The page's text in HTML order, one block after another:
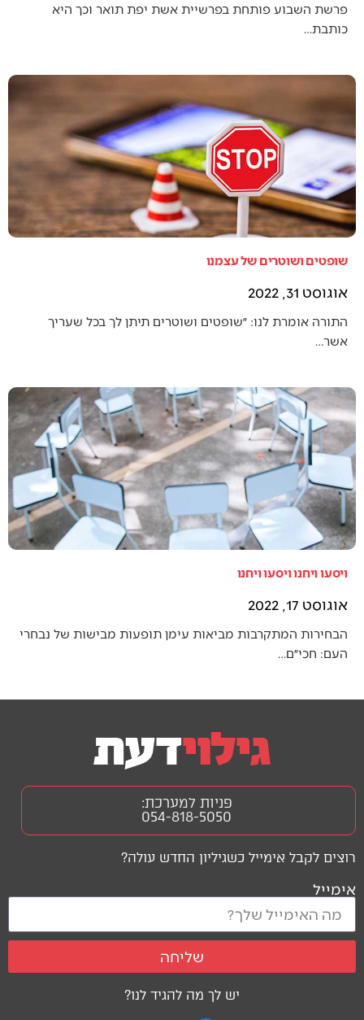
פרשת השבוע פותחת בפרשיית אשת יפת תואר וכך היא
כותבת…
שופטים ושוטרים של עצמנו
אוגוסט 31, 2022
התורה אומרת לנו: ״שופטים ושוטרים תיתן לך בכל שעריך
אשר…
ויסעו ויחנו ויסעו ויחנו
אוגוסט 17, 2022
הבחירות המתקרבות מביאות עימן תופעות מבישות של נבחרי
העם: חכי״ם…
יש לך מה להגיד לנו?
רוצים לקבל אימייל כשגיליון החדש עולה?
אימייל
שליחה
פניות למערכת:
054-818-5050